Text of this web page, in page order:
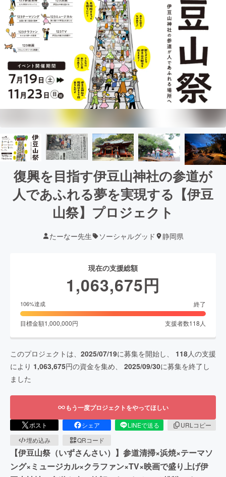
復興を目指す伊豆山神社の参道が
人であふれる夢を実現する【伊豆
山祭】プロジェクト
たーなー先生 ソーシャルグッド 静岡県
現在の支援総額
1,063,675円
106%達成 終了
目標金額1,000,000円 支援者数118 人
このプロジェクトは、 2025/07/19に募集を開始し、 118人の支援
により 1,063,675円の資金を集め、 2025/09/30に募集を終了し
ました
もう一度プロジェクトをやってほしい
ポスト シェア LINEで送る
URLコピー
埋め込み
QRコード
【伊豆山祭（いずさんさい）】参道清掃×浜焼×テーマソ
ング×ミュージカル×クラファン×TV×映画で盛り上げ伊